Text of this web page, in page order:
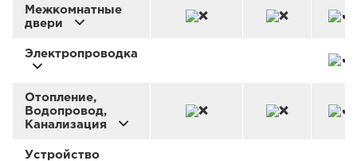
Межкомнатные
двери
Электропроводка
Отопление,
Водопровод,
Канализация
Устройство